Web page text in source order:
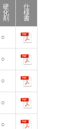
硬
化
剤
仕
様
書
○
○
○
○
○